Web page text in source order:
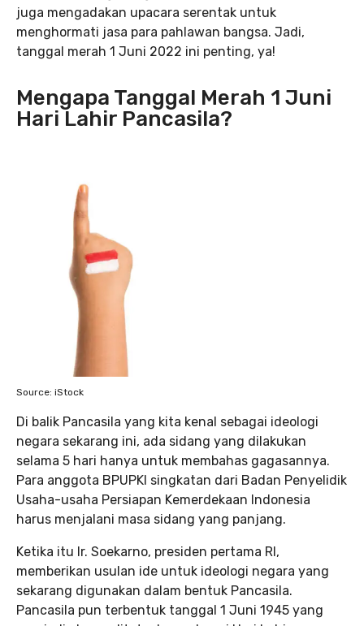
juga mengadakan upacara serentak untuk
menghormati jasa para pahlawan bangsa. Jadi,
tanggal merah 1 Juni 2022 ini penting, ya!
Mengapa Tanggal Merah 1 Juni
Hari Lahir Pancasila?
Source: iStock
Di balik Pancasila yang kita kenal sebagai ideologi
negara sekarang ini, ada sidang yang dilakukan
selama 5 hari hanya untuk membahas gagasannya.
Para anggota BPUPKI singkatan dari Badan Penyelidik
Usaha-usaha Persiapan Kemerdekaan Indonesia
harus menjalani masa sidang yang panjang.
Ketika itu Ir. Soekarno, presiden pertama RI,
memberikan usulan ide untuk ideologi negara yang
sekarang digunakan dalam bentuk Pancasila.
Pancasila pun terbentuk tanggal 1 Juni 1945 yang